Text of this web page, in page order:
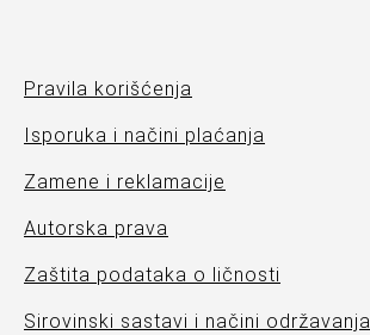
Pravila korišćenja
Isporuka i načini plaćanja
Zamene i reklamacije
Autorska prava
Zaštita podataka o ličnosti
Sirovinski sastavi i načini održavanja